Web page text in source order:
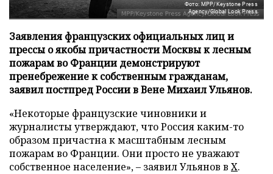
Фото: MPP/Keystone Press
Agency/Global Look Press
Заявления французских официальных лиц и
прессы о якобы причастности Москвы к лесным
пожарам во Франции демонстрируют
пренебрежение к собственным гражданам,
заявил постпред России в Вене Михаил Ульянов.
«Некоторые французские чиновники и
журналисты утверждают, что Россия каким-то
образом причастна к масштабным лесным
пожарам во Франции. Они просто не уважают
собственное население», – заявил Ульянов в X.